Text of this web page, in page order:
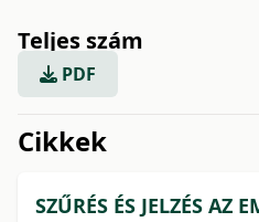
Teljes szám
PDF
Cikkek
SZŰRÉS ÉS JELZÉS AZ